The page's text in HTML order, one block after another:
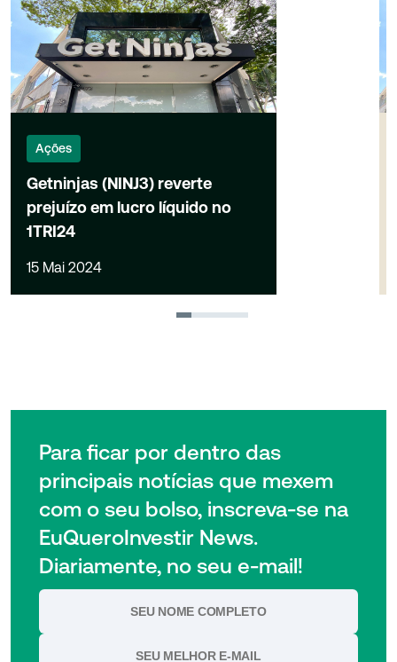
Ações
Getninjas (NINJ3) reverte
prejuízo em lucro líquido no
1TRI24
15 Mai 2024
1 2 3 4
Para ficar por dentro das
principais notícias que mexem
com o seu bolso, inscreva-se na
EuQueroInvestir News.
Diariamente, no seu e-mail!